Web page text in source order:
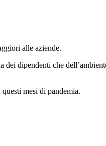
alle aziende.
dipendenti che
mesi di pandemia.